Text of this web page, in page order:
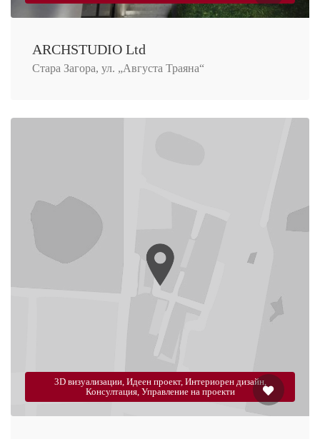
ARCHSTUDIO Ltd
Стара Загора, ул. „Августа Траяна“
3D визуализации, Идеен проект, Интериорен дизайн,
Консултация, Управление на проекти